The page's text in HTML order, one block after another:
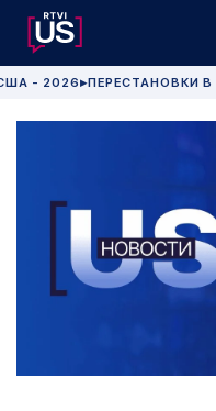
- 2026 ▶ПЕРЕСТАНОВКИ